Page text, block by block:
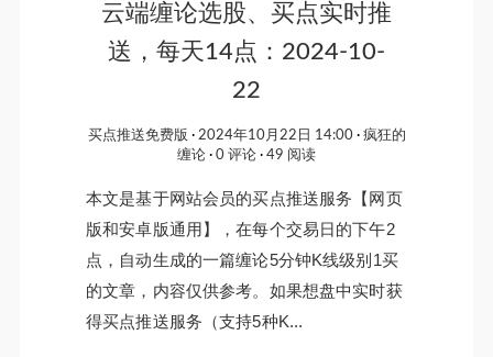
云端缠论选股、买点实时推
送，每天14点：2024-10-
22
买点推送免费版 2024年10月22日 14:00
疯狂的
缠论
0 评论 49 阅读
本文是基于网站会员的买点推送服务【网页
版和安卓版通用】，在每个交易日的下午2
点，自动生成的一篇缠论5分钟K线级别1买
的文章，内容仅供参考。如果想盘中实时获
得买点推送服务（支持5种K...